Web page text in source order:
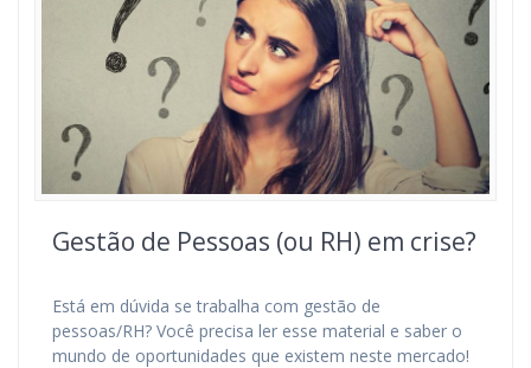
Gestão de Pessoas (ou RH) em crise?
Está em dúvida se trabalha com gestão de
pessoas/RH? Você precisa ler esse material e saber o
mundo de oportunidades que existem neste mercado!